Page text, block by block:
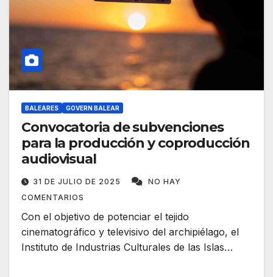
BALEARES GOVERN BALEAR
Convocatoria de subvenciones
para la producción y coproducción
audiovisual
31 DE JULIO DE 2025
NO HAY
COMENTARIOS
Con el objetivo de potenciar el tejido
cinematográfico y televisivo del archipiélago, el
Instituto de Industrias Culturales de las Islas…